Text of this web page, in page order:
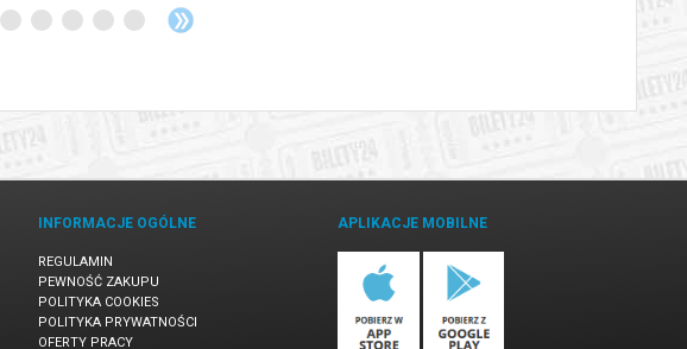
INFORMACJE OGÓLNE
REGULAMIN
PEWNOŚĆ ZAKUPU
POLITYKA COOKIES
POLITYKA PRYWATNOŚCI
OFERTY PRACY
APLIKACJE MOBILNE